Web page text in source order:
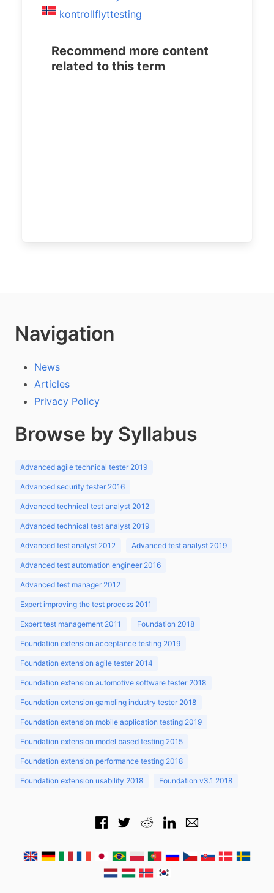
kontrollflyttesting
Recommend more content
related to this term
Navigation
News
Articles
Privacy Policy
Browse by Syllabus
Advanced agile technical tester 2019
Advanced security tester 2016
Advanced technical test analyst 2012
Advanced technical test analyst 2019
Advanced test analyst 2012 Advanced test analyst 2019
Advanced test automation engineer 2016
Advanced test manager 2012
Expert improving the test process 2011
Expert test management 2011 Foundation 2018
Foundation extension acceptance testing 2019
Foundation extension agile tester 2014
Foundation extension automotive software tester 2018
Foundation extension gambling industry tester 2018
Foundation extension mobile application testing 2019
Foundation extension model based testing 2015
Foundation extension performance testing 2018
Foundation extension usability 2018 Foundation v3.1 2018